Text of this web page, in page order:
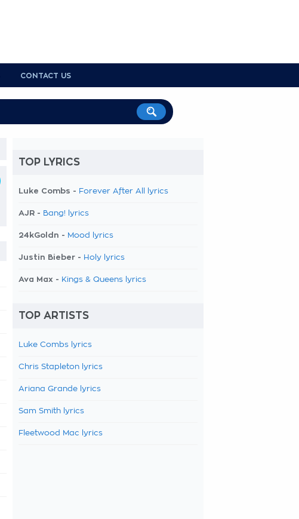
CONTACT US
TOP LYRICS
Luke Combs - Forever After All lyrics
AJR - Bang! lyrics
24kGoldn - Mood lyrics
Justin Bieber - Holy lyrics
Ava Max - Kings & Queens lyrics
TOP ARTISTS
Luke Combs lyrics
Chris Stapleton lyrics
Ariana Grande lyrics
Sam Smith lyrics
Fleetwood Mac lyrics